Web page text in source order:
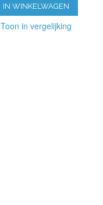
IN WINKELWAGEN
Toon in vergelijking